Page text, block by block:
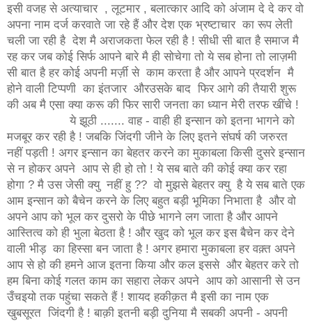
इसी वजह से अत्याचार , लूटमार , बलात्कार आदि को अंजाम दे दे कर वो
अपना नाम दर्ज करवाते जा रहे हैं और देश एक भ्रष्टाचार का रूप लेती
चली जा रही है देश मै अराजकता फेल रही है ! सीधी सी बात है समाज मै
रह कर जब कोई सिर्फ आपने बारे मै ही सोचेगा तो ये सब होना तो लाज़मी
सी बात है हर कोई अपनी मर्ज़ी से काम करता है और आपने प्रदर्शन मै
होने वाली टिप्पणी का इंतजार औरउसके बाद फिर आगे की तैयारी शुरू
की अब मै एसा क्या करू की फिर सारी जनता का ध्यान मेरी तरफ खींचे !
ये झूठी ....... वाह - वाही ही इन्सान को इतना भागने को
मजबूर कर रही है ! जबकि जिंदगी जीने के लिए इतने संघर्ष की जरुरत
नहीं पड़ती ! अगर इन्सान का बेहतर करने का मुकाबला किसी दुसरे इन्सान
से न होकर अपने आप से ही हो तो ! ये सब बाते की कोई क्या कर रहा
होगा ? मै उस जेसी क्यु नहीं हु ?? वो मुझसे बेहतर क्यु है ये सब बाते एक
आम इन्सान को बैचेन करने के लिए बहुत बड़ी भूमिका निभाता है और वो
अपने आप को भूल कर दुसरो के पीछे भागने लग जाता है और आपने
आस्तित्व को ही भुला बेठता है ! और खुद को भूल कर इस बैचेन कर देने
वाली भीड़ का हिस्सा बन जाता है ! अगर हमारा मुकाबला हर वक़्त अपने
आप से हो की हमने आज इतना किया और कल इससे और बेहतर करे तो
हम बिना कोई गलत काम का सहारा लेकर अपने आप को आसानी से उन
उँचइयो तक पहुंचा सकते हैं ! शायद हकीक़त मै इसी का नाम एक
खुबसूरत जिंदगी है ! बाक़ी इतनी बड़ी दुनिया मै सबकी अपनी - अपनी